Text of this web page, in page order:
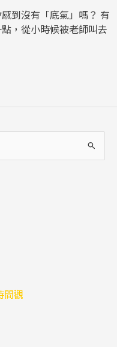
到沒有「底氣」嗎？ 有
，從小時候被老師叫去
間觀